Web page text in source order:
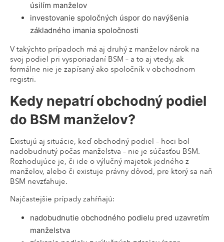
úsilím manželov
investovanie spoločných úspor do navýšenia
základného imania spoločnosti
V takýchto prípadoch má aj druhý z manželov nárok na
svoj podiel pri vysporiadaní BSM – a to aj vtedy, ak
formálne nie je zapísaný ako spoločník v obchodnom
registri.
Kedy nepatrí obchodný podiel
do BSM manželov?
Existujú aj situácie, keď obchodný podiel – hoci bol
nadobudnutý počas manželstva – nie je súčasťou BSM.
Rozhodujúce je, či ide o výlučný majetok jedného z
manželov, alebo či existuje právny dôvod, pre ktorý sa naň
BSM nevzťahuje.
Najčastejšie prípady zahŕňajú:
nadobudnutie obchodného podielu pred uzavretím
manželstva